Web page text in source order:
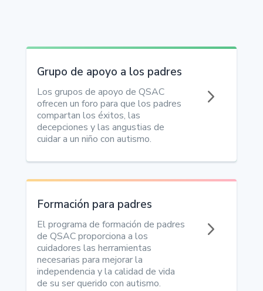
5
Grupo de apoyo a los padres
Los grupos de apoyo de QSAC
ofrecen un foro para que los padres
compartan los éxitos, las
decepciones y las angustias de
cuidar a un niño con autismo.
5
Formación para padres
El programa de formación de padres
de QSAC proporciona a los
cuidadores las herramientas
necesarias para mejorar la
independencia y la calidad de vida
de su ser querido con autismo.